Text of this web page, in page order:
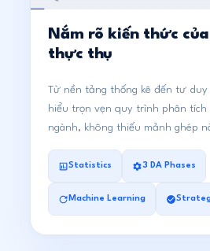
Nắm rõ kiến thức
thực thụ
Từ nền tảng thống kê đến tư duy
hiểu trọn vẹn quy trình phân
ngành, không thiếu mảnh ghép
Statistics 3 DA Phases
Machine Learning